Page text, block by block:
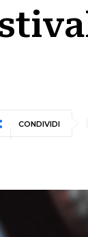
CONDIVIDI